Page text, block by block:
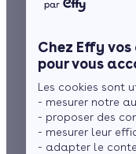
Chez Effy
pour vous
Les cookies sont
- mesurer notre
- proposer des
- mesurer leur
- adapter le
Ma
Le
Aides
en